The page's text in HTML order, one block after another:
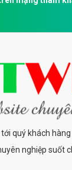
quý khách
nghiệp suốt